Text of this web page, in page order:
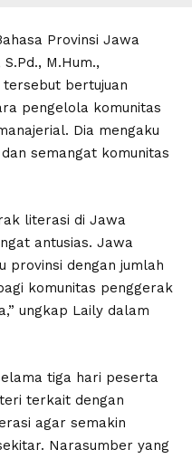
Provinsi Jawa
M.Hum.,
bertujuan
pengelola komunitas
Dia mengaku
semangat komunitas
literasi di Jawa
antusias. Jawa
provinsi dengan jumlah
komunitas penggerak
ungkap Laily dalam
tiga hari peserta
terkait dengan
agar semakin
Narasumber yang